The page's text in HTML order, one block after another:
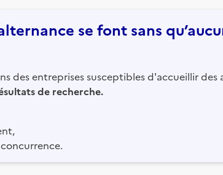
se font sans
des entreprises susceptibles d'accueillir des
de recherche.